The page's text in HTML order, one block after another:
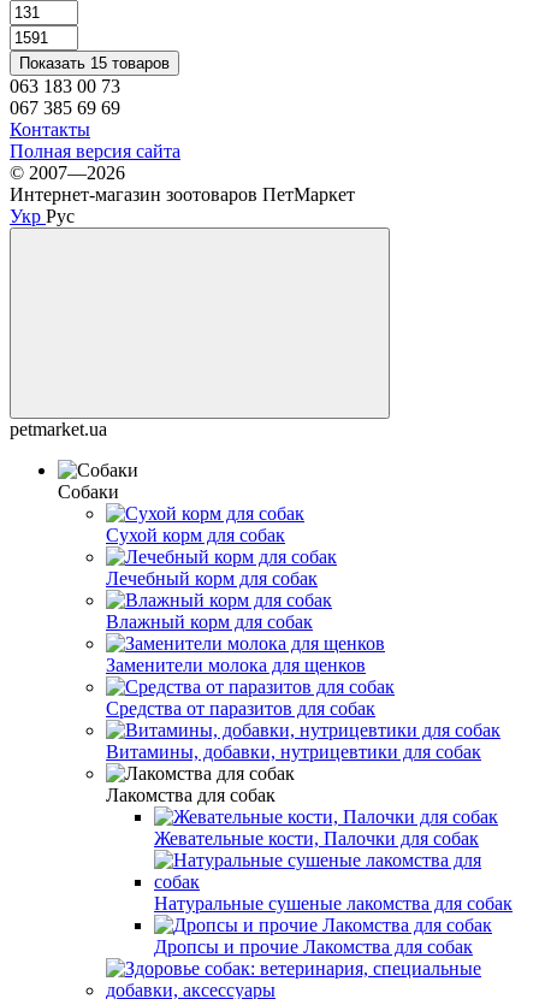
Показать 15 товаров
063 183 00 73
067 385 69 69
Контакты
Полная версия сайта
© 2007—2026
Интернет-магазин зоотоваров ПетМаркет
Укр Рус
petmarket.ua
Собаки
Сухой корм для собак
Лечебный корм для собак
Влажный корм для собак
Заменители молока для щенков
Средства от паразитов для собак
Витамины, добавки, нутрицевтики для собак
Лакомства для собак
Жевательные кости, Палочки для собак
Натуральные сушеные лакомства для собак
Дропсы и прочие Лакомства для собак